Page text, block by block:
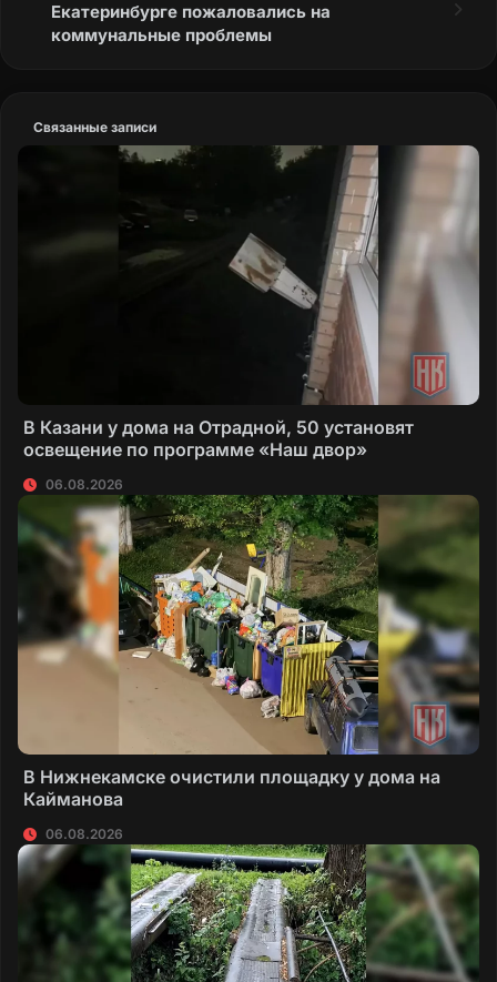
Екатеринбурге пожаловались на
коммунальные проблемы
Связанные записи
В Казани у дома на Отрадной, 50 установят
освещение по программе «Наш двор»
06.08.2026
В Нижнекамске очистили площадку у дома на
Кайманова
06.08.2026